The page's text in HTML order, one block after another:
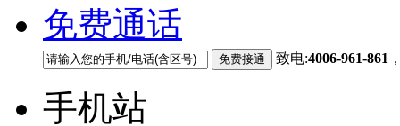
免费通话
致电:4006-961-861
手机站